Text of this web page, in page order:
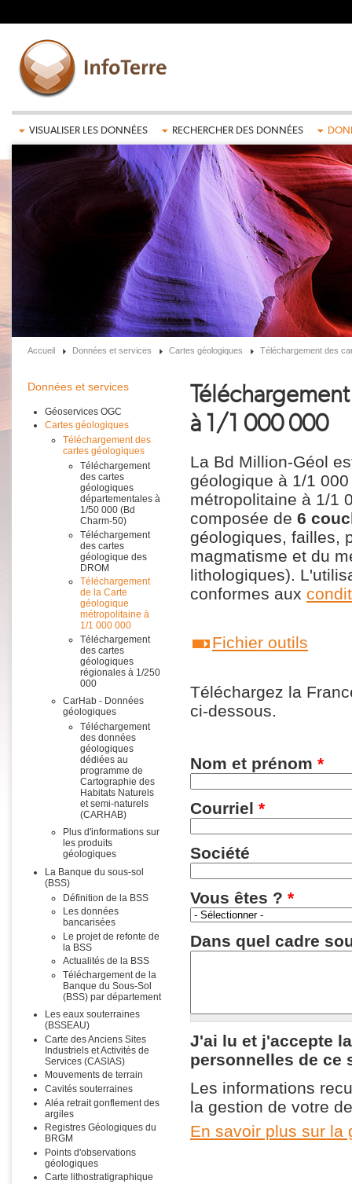
VISUALISER LES DONNÉES RECHERCHER DES DONNÉES
Accueil Données et services Cartes géologiques Téléchargement des
Données et services
Géoservices OGC
Cartes géologiques
Téléchargement des
cartes géologiques
Téléchargement
des cartes
géologiques
départementales à
1/50 000 (Bd
Charm-50)
Téléchargement
des cartes
géologique des
DROM
Téléchargement
de la Carte
géologique
métropolitaine à
1/1 000 000
Téléchargement
des cartes
géologiques
régionales à 1/250
000
CarHab - Données
géologiques
Téléchargement
des données
géologiques
dédiées au
programme de
Cartographie des
Habitats Naturels
et semi-naturels
(CARHAB)
Plus d'informations sur
les produits
géologiques
La Banque du sous-sol
(BSS)
Définition de la BSS
Les données
bancarisées
Le projet de refonte de
la BSS
Actualités de la BSS
Téléchargement de la
Banque du Sous-Sol
(BSS) par département
Les eaux souterraines
(BSSEAU)
Carte des Anciens Sites
Industriels et Activités de
Services (CASIAS)
Mouvements de terrain
Cavités souterraines
Aléa retrait gonflement des
argiles
Registres Géologiques du
BRGM
Points d'observations
géologiques
Carte lithostratigraphique
à 1/1 000 000
La Bd Million-Géol
géologique à 1/1
métropolitaine à 1/1
composée de 6
géologiques, failles,
magmatisme et du
lithologiques).
conformes aux
Fichier outils
Téléchargez la
ci-dessous.
Nom et prénom *
Courriel *
Société
Vous êtes ? *
Dans quel cadre
J'ai lu et j'accepte
personnelles de ce
Les informations
la gestion de votre
En savoir plus sur la